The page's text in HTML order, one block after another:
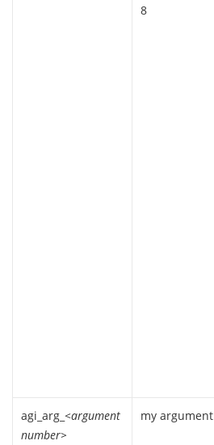
8
agi_arg_ <argument
number>
my argument